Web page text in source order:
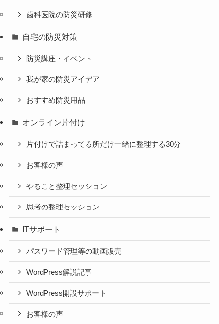
歯科医院の防災研修
自宅の防災対策
防災講座・イベント
我が家の防災アイデア
おすすめ防災用品
オンライン片付け
片付けで詰まってる所だけ一緒に整理する30分
お客様の声
やること整理セッション
思考の整理セッション
ITサポート
パスワード管理等の動画販売
WordPress解説記事
WordPress開設サポート
お客様の声